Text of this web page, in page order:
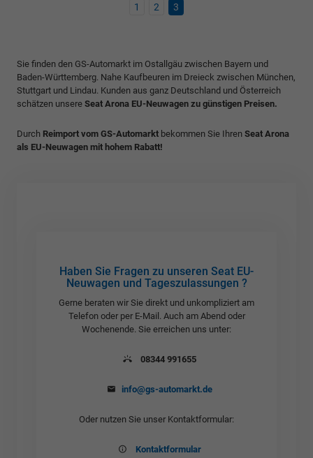
1 2 3
Sie finden den GS-Automarkt im Ostallgäu zwischen Bayern und
Baden-Württemberg. Nahe Kaufbeuren im Dreieck zwischen München,
Stuttgart und Lindau. Kunden aus ganz Deutschland und Österreich
schätzen unsere Seat Arona EU-Neuwagen zu günstigen Preisen.
Durch Reimport vom GS-Automarkt bekommen Sie Ihren Seat Arona
als EU-Neuwagen mit hohem Rabatt!
Haben Sie Fragen zu unseren Seat EU-
Neuwagen und Tageszulassungen ?
Gerne beraten wir Sie direkt und unkompliziert am
Telefon oder per E-Mail. Auch am Abend oder
Wochenende. Sie erreichen uns unter:
08344 991655
info@gs-automarkt.de
Oder nutzen Sie unser Kontaktformular:
Kontaktformular